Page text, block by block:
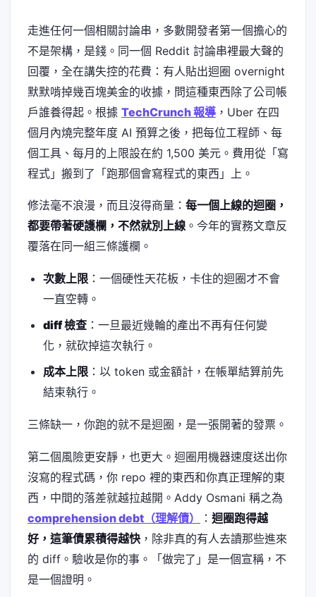
走進任何一個相關討論串，多數開發者第一個擔心的
不是架構，是錢。同一個 Reddit 討論串裡最大聲的
回覆，全在講失控的花費：有人貼出迴圈 overnight
默默啃掉幾百塊美金的收據，問這種東西除了公司帳
戶誰養得起。根據 TechCrunch 報導 ，Uber 在四
個月內燒完整年度 AI 預算之後，把每位工程師、每
個工具、每月的上限設在約 1,500 美元。費用從「寫
程式」搬到了「跑那個會寫程式的東西」上。
修法毫不浪漫，而且沒得商量： 每一個上線的迴圈，
都要帶著硬護欄，不然就別上線 。今年的實務文章反
覆落在同一組三條護欄。
次數上限：一個硬性天花板，卡住的迴圈才不會
一直空轉。
diff 檢查：一旦最近幾輪的產出不再有任何變
化，就砍掉這次執行。
成本上限：以 token 或金額計，在帳單結算前先
結束執行。
三條缺一，你跑的就不是迴圈，是一張開著的發票。
第二個風險更安靜，也更大。迴圈用機器速度送出你
沒寫的程式碼，你 repo 裡的東西和你真正理解的東
西，中間的落差就越拉越開。Addy Osmani 稱之為
comprehension debt（理解債）
： 迴圈跑得越
好，這筆債累積得越快 ，除非真的有人去讀那些進來
的 diff。驗收是你的事。「做完了」是一個宣稱，不
是一個證明。